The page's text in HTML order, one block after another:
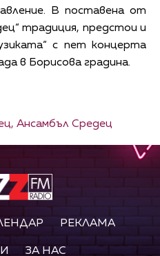
В поставена от
традиция, предстои и
с пет концерта
в Борисова градина.
Ансамбъл Средец
РЕКЛАМА
ЗА НАС